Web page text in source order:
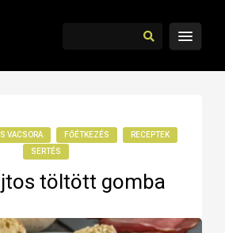
VACSORA FŐÉTKEZÉS
RECEPTEK
SERTÉS
töltött gomba